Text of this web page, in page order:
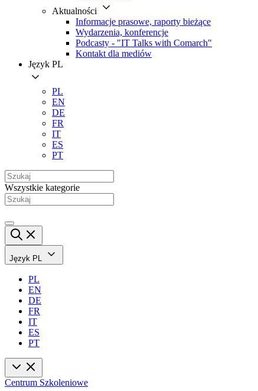
Aktualności
Informacje prasowe, raporty bieżące
Wydarzenia, konferencje
Podcasty - "IT Talks with Comarch"
Kontakt dla mediów
Język PL
PL
EN
DE
FR
IT
ES
PT
Wszystkie kategorie
Język PL
PL
EN
DE
FR
IT
ES
PT
Centrum Szkoleniowe